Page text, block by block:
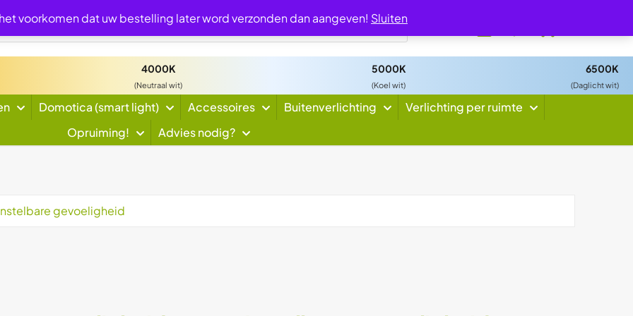
4000K
(Neutraal wit)
5000K
(Koel wit)
6500K
(Daglicht wit)
Domotica (smart light) Accessoires Buitenverlichting
Verlichting per ruimte
Opruiming!
Advies nodig?
gevoeligheid
voorkomen dat uw bestelling later word verzonden dan aangeven! Sluiten